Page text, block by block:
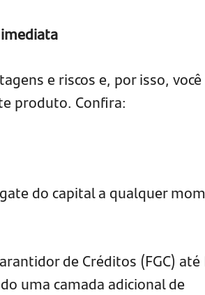
e riscos e, por isso,
produto. Confira:
do capital a qualquer
de Créditos (FGC) até
uma camada adicional de